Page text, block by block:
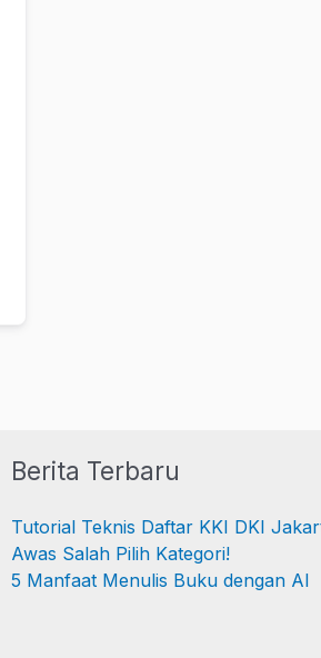
Berita Terbaru
Tutorial Teknis Daftar KKI DKI
Awas Salah Pilih Kategori!
5 Manfaat Menulis Buku dengan AI